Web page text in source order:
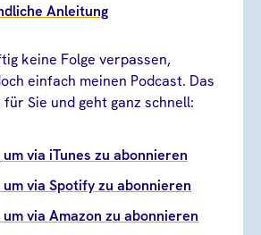
Anleitung
keine Folge verpassen,
einfach meinen Podcast. Das
Sie und geht ganz schnell:
via iTunes zu abonnieren
via Spotify zu abonnieren
via Amazon zu abonnieren